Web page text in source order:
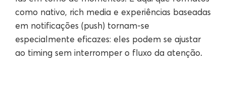
como nativo, rich media e experiências baseadas
em notificações (push) tornam-se
especialmente eficazes: eles podem se ajustar
ao timing sem interromper o fluxo da atenção.